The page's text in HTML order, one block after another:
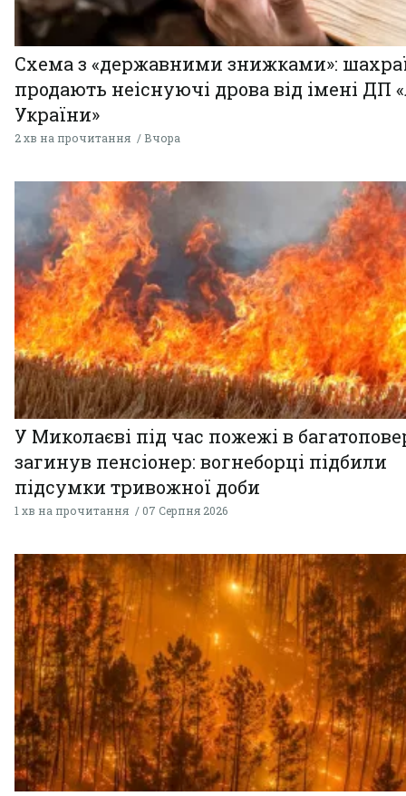
Схема з «державними знижками»:
продають неіснуючі дрова від імені ДП
України»
2 хв на прочитання Вчора
У Миколаєві під час пожежі в
загинув пенсіонер: вогнеборці підбили
підсумки тривожної доби
1 хв на прочитання 07 Серпня 2026